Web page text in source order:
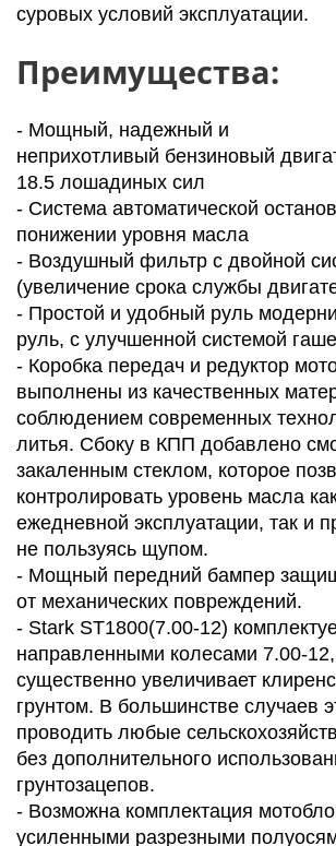
суровых условий эксплуатации.
Преимущества:
- Мощный, надежный и
неприхотливый бензиновый
18.5 лошадиных сил
- Система автоматической
понижении уровня масла
- Воздушный фильтр с двойной
(увеличение срока службы
- Простой и удобный руль
руль, с улучшенной системой
- Коробка передач и редуктор
выполнены из качественных
соблюдением современных
литья. Сбоку в КПП добавлено
закаленным стеклом, которое
контролировать уровень масла
ежедневной эксплуатации, так и
не пользуясь щупом.
- Мощный передний бампер
от механических повреждений.
- Stark ST1800(7.00-12)
направленными колесами 7.00-12,
существенно увеличивает
грунтом. В большинстве случаев
проводить любые
без дополнительного
грунтозацепов.
- Возможна комплектация
усиленными разрезными